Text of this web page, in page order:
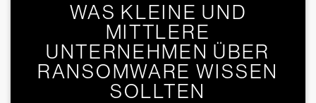
WAS KLEINE UND
MITTLERE
UNTERNEHMEN ÜBER
RANSOMWARE WISSEN
SOLLTEN